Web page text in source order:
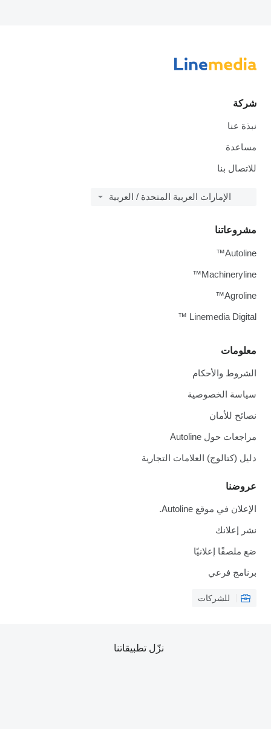
شركة
نبذة عنا
مساعدة
للاتصال بنا
الإمارات العربية المتحدة / العربية
معلومات
الشروط والأحكام
سياسة الخصوصية
نصائح للأمان
مراجعات حول Autoline
دليل (كتالوج) العلامات التجارية
عروضنا
الإعلان في موقع Autoline.
نشر إعلانك
ضع ملصقًا إعلانيًا
برنامج فرعي
للشركات
مشروعاتنا
Autoline™
Machineryline™
Agroline™
Linemedia Digital ™
نزّل تطبيقاتنا